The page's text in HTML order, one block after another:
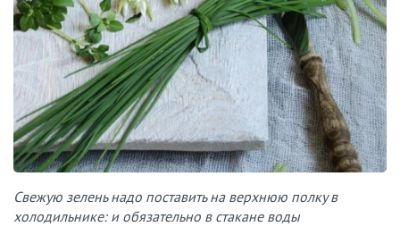
Свежую зелень надо поставить на верхнюю полку в
холодильнике: и обязательно в стакане воды